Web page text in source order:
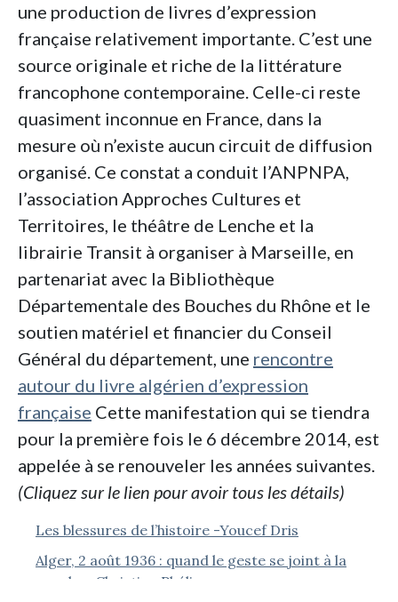
une production de livres d’expression
française relativement importante. C’est une
source originale et riche de la littérature
francophone contemporaine. Celle-ci reste
quasiment inconnue en France, dans la
mesure où n’existe aucun circuit de diffusion
organisé. Ce constat a conduit l’ANPNPA,
l’association Approches Cultures et
Territoires, le théâtre de Lenche et la
librairie Transit à organiser à Marseille, en
partenariat avec la Bibliothèque
Départementale des Bouches du Rhône et le
soutien matériel et financier du Conseil
Général du département, une rencontre
autour du livre algérien d’expression
française Cette manifestation qui se tiendra
pour la première fois le 6 décembre 2014, est
appelée à se renouveler les années suivantes.
(Cliquez sur le lien pour avoir tous les détails)
Les blessures de l’histoire -Youcef Dris
Alger, 2 août 1936 : quand le geste se joint à la
parole – Christian Phéline